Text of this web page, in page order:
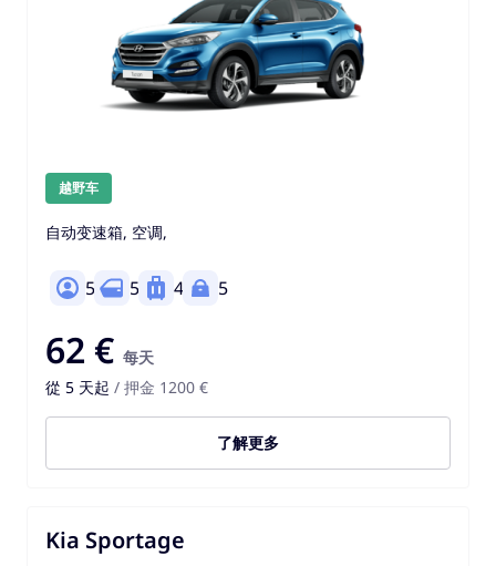
越野车
自动变速箱, 空调,
5 5 4 5
62 € 每天
從 5 天起 / 押金 1200 €
了解更多
Kia Sportage